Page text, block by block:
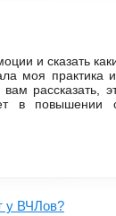
и сказать
моя практика
рассказать,
повышении
у ВЧЛов?